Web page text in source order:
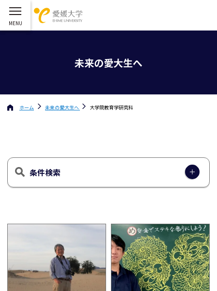
未来の愛大生へ
ホーム 未来の愛大生へ 大学院教育学研究科
条件検索